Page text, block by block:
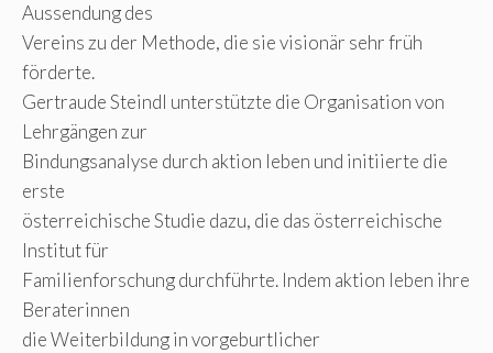
Aussendung des
Vereins zu der Methode, die sie visionär sehr früh
förderte.
Gertraude Steindl unterstützte die Organisation von
Lehrgängen zur
Bindungsanalyse durch aktion leben und initiierte die
erste
österreichische Studie dazu, die das österreichische
Institut für
Familienforschung durchführte. Indem aktion leben ihre
Beraterinnen
die Weiterbildung in vorgeburtlicher